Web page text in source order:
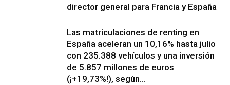
director general para Francia y España
Las matriculaciones de renting en
España aceleran un 10,16% hasta julio
con 235.388 vehículos y una inversión
de 5.857 millones de euros
(¡+19,73%!), según...